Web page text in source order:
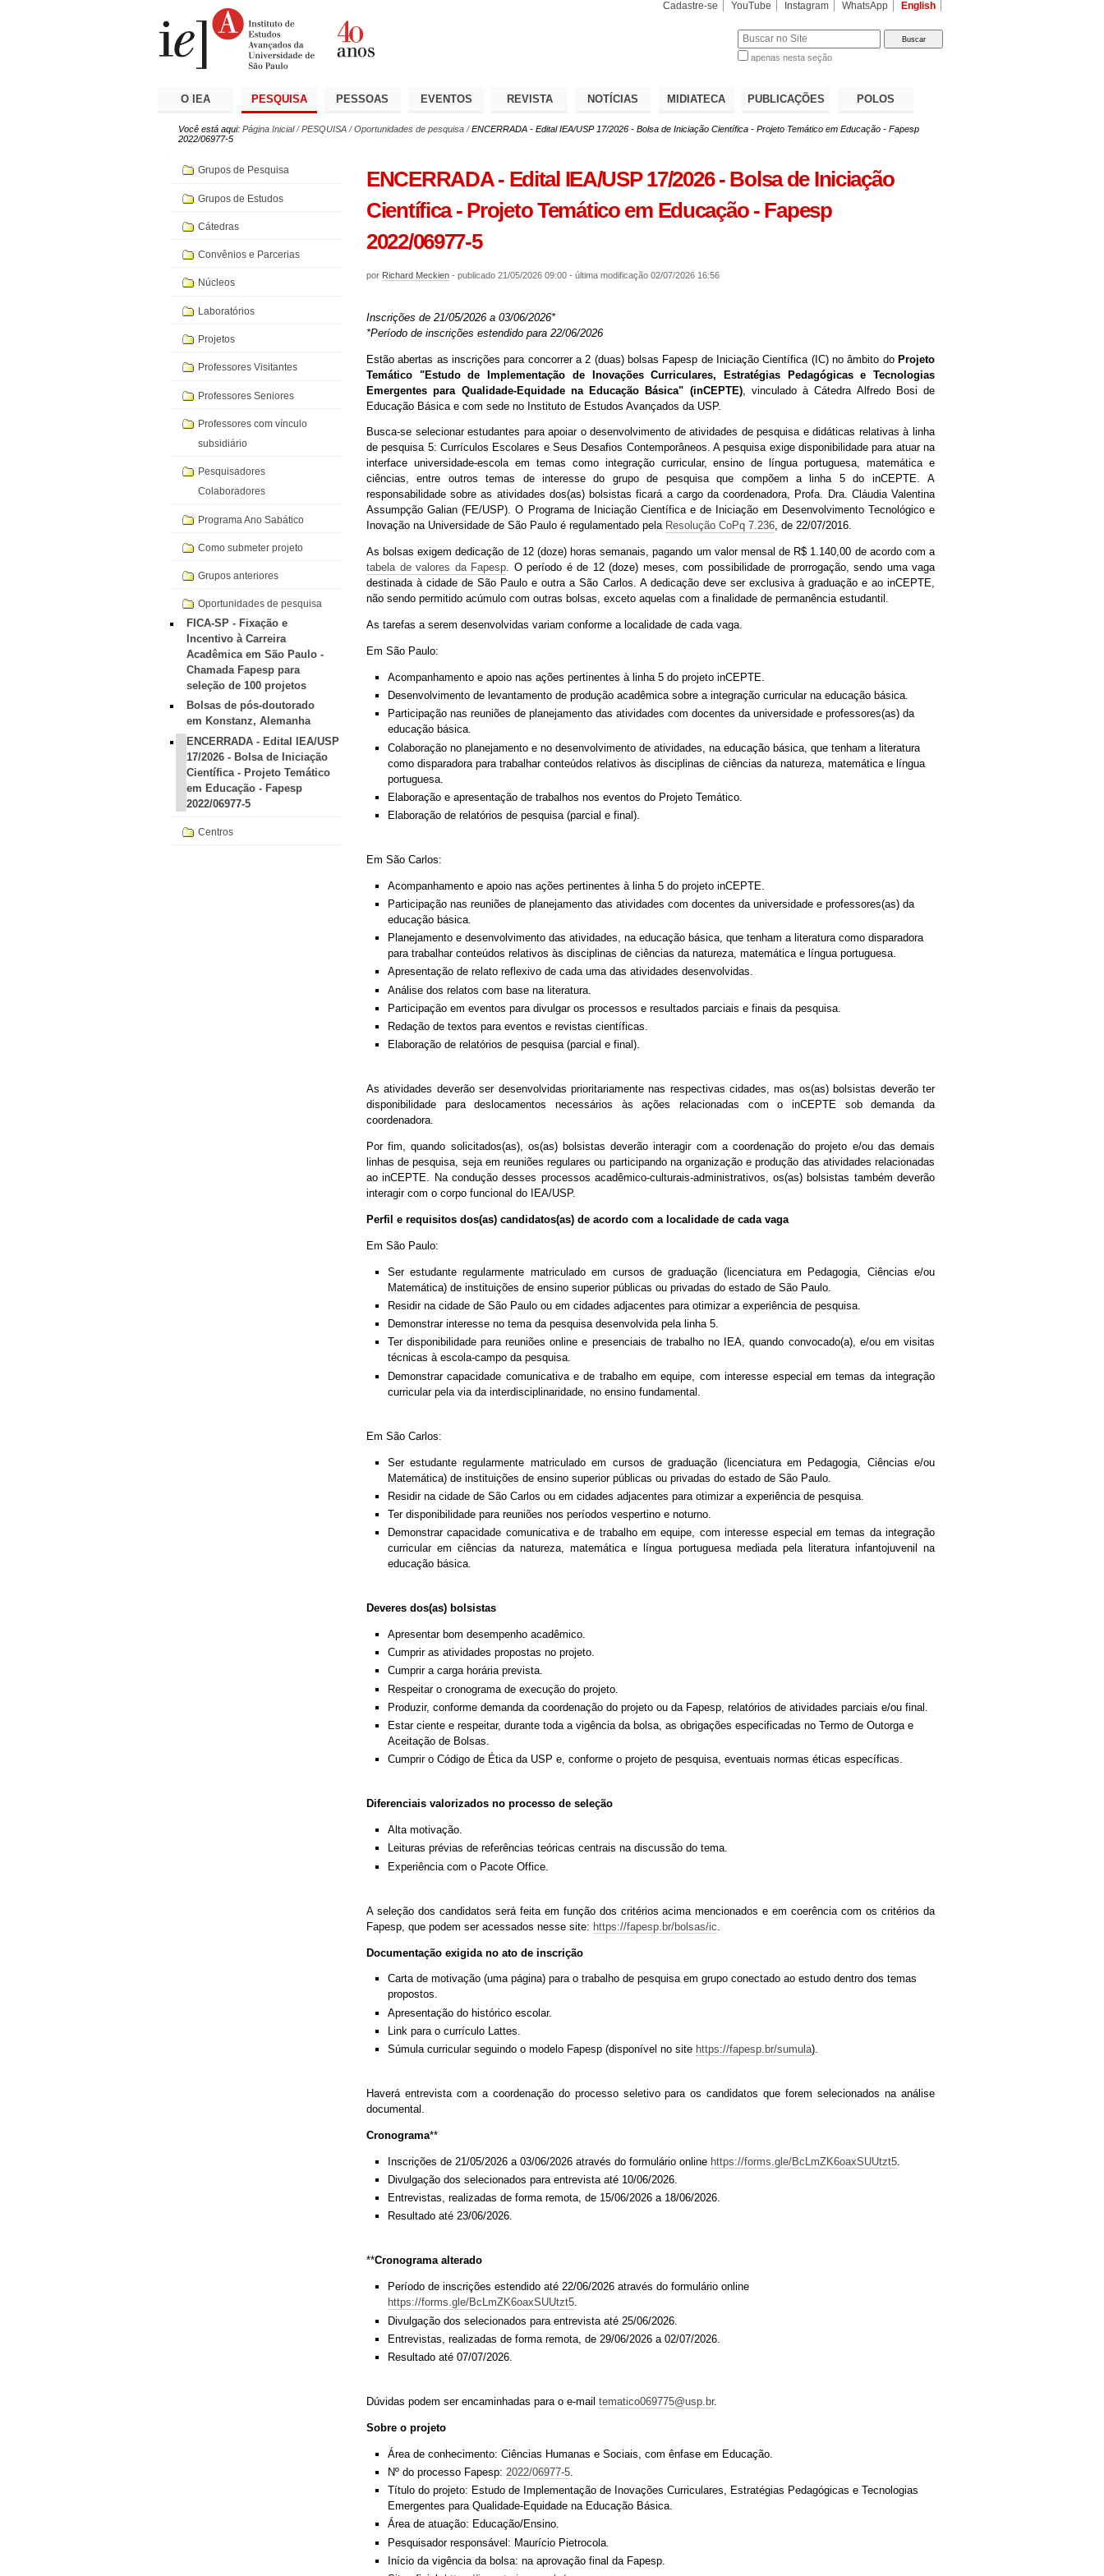
Cadastre-se YouTube Instagram WhatsApp English
apenas nesta seção
O IEA PESQUISA PESSOAS EVENTOS REVISTA NOTÍCIAS MIDIATECA PUBLICAÇÕES POLOS
Você está aqui: Página Inicial /PESQUISA /Oportunidades de pesquisa /ENCERRADA - Edital IEA/USP 17/2026 - Bolsa de Iniciação Científica - Projeto Temático em Educação - Fapesp
2022/06977-5
ENCERRADA - Edital IEA/USP 17/2026 - Bolsa de Iniciação
Científica - Projeto Temático em Educação - Fapesp
2022/06977-5
por Richard Meckien -publicado 21/05/2026 09:00-última modificação 02/07/2026 16:56
Inscrições de 21/05/2026 a 03/06/2026*
*Período de inscrições estendido para 22/06/2026
Estão abertas as inscrições para concorrer a 2 (duas) bolsas Fapesp de Iniciação Científica (IC)no âmbito doProjeto
Temático "Estudo de Implementação de Inovações Curriculares, Estratégias Pedagógicas e Tecnologias
Emergentes para Qualidade-Equidade na Educação Básica" (inCEPTE), vinculado à Cátedra Alfredo Bosi de
Educação Básica e com sede no Instituto de Estudos Avançados da USP.
Busca-se selecionar estudantes para apoiar o desenvolvimento de atividades de pesquisa e didáticas relativas à linha
de pesquisa 5: Currículos Escolares e Seus Desafios Contemporâneos. A pesquisa exige disponibilidade para atuar na
interface universidade-escola em temas como integração curricular, ensino de língua portuguesa, matemática e
ciências, entre outros temas de interesse do grupo de pesquisa que compõem a linha 5 do inCEPTE. A
responsabilidade sobre as atividades dos(as) bolsistas ficará a cargo da coordenadora, Profa. Dra. Cláudia Valentina
Assumpção Galian (FE/USP).O Programa de Iniciação Científica e de Iniciação em Desenvolvimento Tecnológico e
Inovação na Universidade de São Paulo é regulamentado pela Resolução CoPq 7.236, de 22/07/2016.
As bolsas exigem dedicação de 12 (doze) horas semanais, pagando um valor mensal de R$ 1.140,00 de acordo com a
tabela de valores da Fapesp. O período é de 12 (doze) meses, com possibilidade de prorrogação, sendo uma vaga
destinada à cidade de São Paulo e outra a São Carlos. A dedicação deve ser exclusiva à graduação e ao inCEPTE,
não sendo permitido acúmulo com outras bolsas, exceto aquelas com a finalidade de permanência estudantil.
As tarefas a serem desenvolvidas variam conforme a localidade de cada vaga.
Em São Paulo:
Acompanhamento e apoio nas ações pertinentes à linha 5 do projeto inCEPTE.
Desenvolvimento de levantamento de produção acadêmica sobre a integração curricular na educação básica.
Participação nas reuniões de planejamento das atividades com docentes da universidade e professores(as) da
educação básica.
Colaboração no planejamento e no desenvolvimento de atividades, na educação básica, que tenham a literatura
como disparadora para trabalhar conteúdos relativos às disciplinas de ciências da natureza, matemática e língua
portuguesa.
Elaboração e apresentação de trabalhos nos eventos do Projeto Temático.
Elaboração de relatórios de pesquisa (parcial e final).
Em São Carlos:
Acompanhamento e apoio nas ações pertinentes à linha 5 do projeto inCEPTE.
Participação nas reuniões de planejamento das atividades com docentes da universidade e professores(as) da
educação básica.
Planejamento e desenvolvimento das atividades, na educação básica, que tenham a literatura como disparadora
para trabalhar conteúdos relativos às disciplinas de ciências da natureza, matemática e língua portuguesa.
Apresentação de relato reflexivo de cada uma das atividades desenvolvidas.
Análise dos relatos com base na literatura.
Participação em eventos para divulgar os processos e resultados parciais e finais da pesquisa.
Redação de textos para eventos e revistas científicas.
Elaboração de relatórios de pesquisa (parcial e final).
As atividades deverão ser desenvolvidas prioritariamente nas respectivas cidades, mas os(as) bolsistas deverão ter
disponibilidade para deslocamentos necessários às ações relacionadas com o inCEPTE sob demanda da
coordenadora.
Por fim, quando solicitados(as), os(as) bolsistas deverão interagir com a coordenação do projeto e/ou das demais
linhas de pesquisa, seja em reuniões regulares ou participando na organização e produção das atividades relacionadas
ao inCEPTE. Na condução desses processos acadêmico-culturais-administrativos, os(as) bolsistas também deverão
interagir com o corpo funcional do IEA/USP.
Perfil e requisitos dos(as) candidatos(as) de acordo coma localidade de cada vaga
Em São Paulo:
Ser estudante regularmente matriculado em cursos de graduação (licenciatura em Pedagogia, Ciências e/ou
Matemática) de instituições de ensino superior públicas ou privadas do estado de São Paulo.
Residir na cidade de São Paulo ou em cidades adjacentes para otimizar a experiência de pesquisa.
Demonstrar interesse no tema da pesquisa desenvolvida pela linha 5.
Ter disponibilidade para reuniões online e presenciais de trabalho no IEA, quando convocado(a), e/ou em visitas
técnicas à escola-campo da pesquisa.
Demonstrar capacidade comunicativa e de trabalho em equipe, com interesse especial em temas da integração
curricular pela via da interdisciplinaridade, no ensino fundamental.
Em São Carlos:
Ser estudante regularmente matriculado em cursos de graduação (licenciatura em Pedagogia, Ciências e/ou
Matemática)de instituições de ensino superior públicas ou privadas do estado de São Paulo.
Residir na cidade de São Carlos ou em cidades adjacentes para otimizar a experiência de pesquisa.
Ter disponibilidade para reuniões nos períodos vespertino e noturno.
Demonstrar capacidade comunicativa e de trabalho em equipe, com interesse especial em temas da integração
curricular em ciências da natureza, matemática e língua portuguesa mediada pela literatura infantojuvenil na
educação básica.
Deveres dos(as) bolsistas
Apresentar bom desempenho acadêmico.
Cumprir as atividades propostas no projeto.
Cumprir a carga horária prevista.
Respeitar o cronograma de execução do projeto.
Produzir, conforme demanda da coordenação do projeto ou da Fapesp, relatórios de atividades parciais e/ou final.
Estar ciente e respeitar, durante toda a vigência da bolsa, as obrigações especificadas no Termo de Outorga e
Aceitação de Bolsas.
Cumprir o Código de Ética da USP e, conforme o projeto de pesquisa, eventuais normas éticas específicas.
Diferenciais valorizados no processo de seleção
Alta motivação.
Leituras prévias de referências teóricas centrais na discussão do tema.
Experiência com o Pacote Office.
A seleção dos candidatos será feita em função dos critérios acima mencionados e em coerência com os critérios da
Fapesp, que podem ser acessados nesse site: https://fapesp.br/bolsas/ic
Documentação exigida no ato de inscrição
Carta de motivação (uma página) para o trabalho de pesquisa em grupo conectado ao estudo dentro dos temas
propostos.
Apresentação do histórico escolar.
Link para o currículo Lattes.
Súmula curricular seguindo o modelo Fapesp (disponível no site https://fapesp.br/sumula).
Haverá entrevista com a coordenação do processo seletivo para os candidatos que forem selecionados na análise
documental.
Cronograma**
Inscrições de 21/05/2026 a 03/06/2026 através do formulário online https://forms.gle/BcLmZK6oaxSUUtzt5.
Divulgação dos selecionados para entrevista até 10/06/2026.
Entrevistas, realizadas de forma remota, de 15/06/2026 a 18/06/2026.
Resultado até 23/06/2026.
**Cronograma alterado
Período de inscrições estendido até 22/06/2026 através do formulário online
https://forms.gle/BcLmZK6oaxSUUtzt5.
Divulgação dos selecionados para entrevista até 25/06/2026.
Entrevistas, realizadas de forma remota, de 29/06/2026 a 02/07/2026.
Resultado até 07/07/2026.
Dúvidas podem ser encaminhadas para o e-mailtematico069775@usp.br.
Sobre o projeto
Área de conhecimento: Ciências Humanas e Sociais, com ênfase em Educação.
Nº do processo Fapesp: 2022/06977-5.
Título do projeto: Estudo de Implementação de Inovações Curriculares, Estratégias Pedagógicas e Tecnologias
Emergentes para Qualidade-Equidade na Educação Básica.
Área de atuação: Educação/Ensino.
Pesquisador responsável: Maurício Pietrocola.
Início da vigência da bolsa: na aprovação final da Fapesp.
Grupos de Pesquisa
Grupos de Estudos
Cátedras
Convênios e Parcerias
Núcleos
Laboratórios
Projetos
Professores Visitantes
Professores Seniores
Professores com vínculo
subsidiário
Pesquisadores
Colaboradores
Programa Ano Sabático
Como submeter projeto
Grupos anteriores
Oportunidades de pesquisa
FICA-SP - Fixação e
Incentivo à Carreira
Acadêmica em São Paulo -
Chamada Fapesp para
seleção de 100 projetos
Bolsas de pós-doutorado
em Konstanz, Alemanha
ENCERRADA - Edital IEA/USP
17/2026 - Bolsa de Iniciação
Científica - Projeto Temático
em Educação - Fapesp
2022/06977-5
Centros